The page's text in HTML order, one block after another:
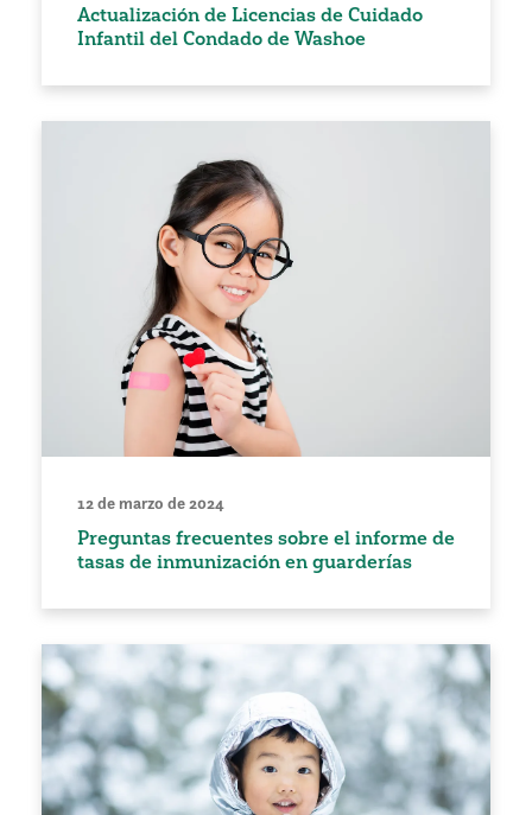
Actualización de Licencias de Cuidado
Infantil del Condado de Washoe
12 de marzo de 2024
Preguntas frecuentes sobre el informe de
tasas de inmunización en guarderías